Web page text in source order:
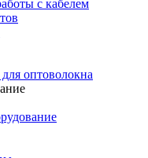
с кабелем
оптоволокна